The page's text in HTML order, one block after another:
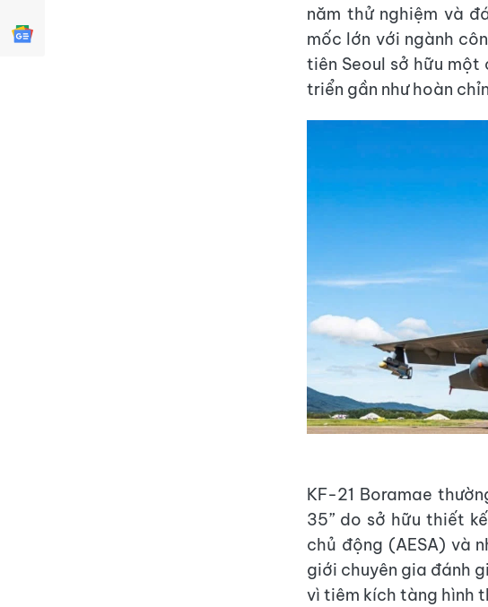
năm thử nghiệm và
mốc lớn với ngành
tiên Seoul sở hữu
triển gần như hoàn
KF-21 Boramae
35” do sở hữu thiết
chủ động (AESA) và
giới chuyên gia đánh
vì tiêm kích tàng hình